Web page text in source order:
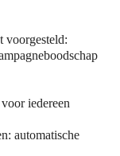
voorgesteld:
iedereen
automatische